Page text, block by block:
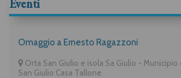
Eventi
Omaggio a Ernesto Ragazzoni
Orta San Giulio e isola Sa Giulio - Municipio
San Giulio Casa Tallone